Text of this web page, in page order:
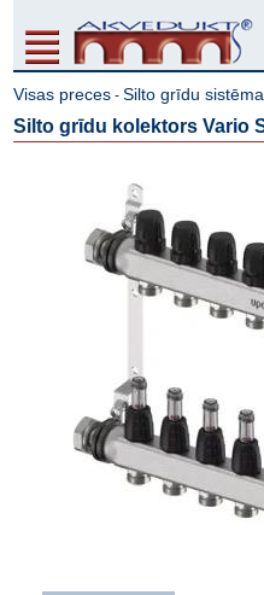
Visas preces -Silto grīdu
Silto grīdu kolektors Vario